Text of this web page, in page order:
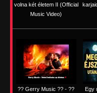
volna két életem II (Official
Music Video)
?? Gerry Music ?? - ??
Egy